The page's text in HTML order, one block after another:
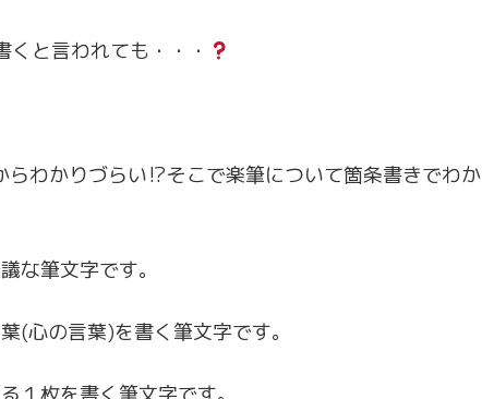
と言われても・・・
らわかりづらい⁉そこで楽筆について箇条書きでわか
な筆文字です。
(心の言葉)を書く筆文字です。